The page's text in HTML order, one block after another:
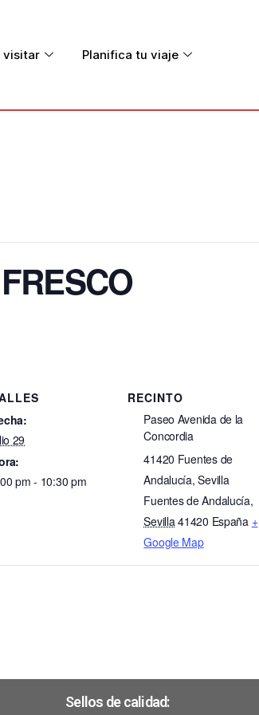
visitar Planifica tu viaje
29
pm - 10:30 pm
RECINTO
Paseo Avenida de la
Concordia
41420 Fuentes de
Andalucía, Sevilla
Fuentes de Andalucía,
Sevilla41420 España +
Google Map
Sellos de calidad: